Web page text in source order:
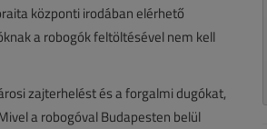
központi irodában elérhető
a robogók feltöltésével nem kell
zajterhelést és a forgalmi dugókat,
a robogóval Budapesten belül